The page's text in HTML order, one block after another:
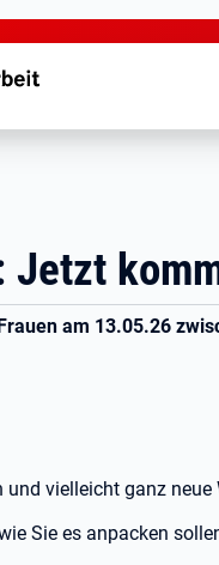
Jetzt
am 13.05.26
vielleicht ganz neue
Sie es anpacken